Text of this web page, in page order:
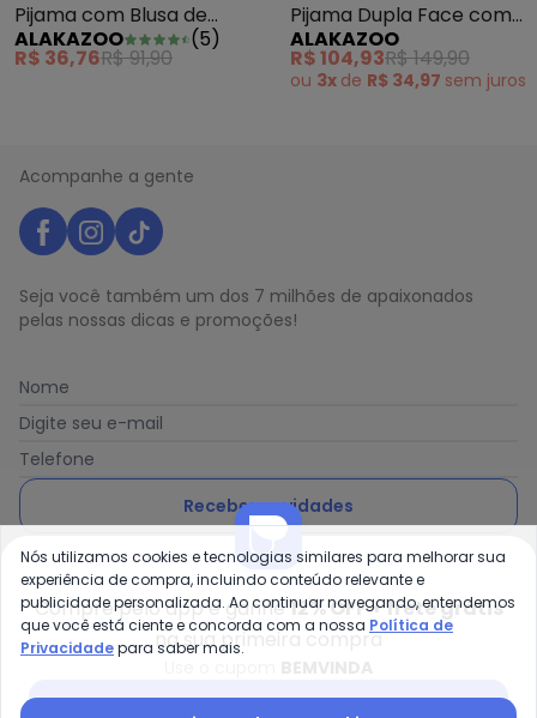
Pijama com Blusa de
Mangas Curtas e Shorts
Roxo
ALAKAZOO (5)
R$ 36,76R$ 91,90
Pijama Dupla Face com
Shorts e Camiseta Verde
ALAKAZOO
R$ 104,93R$ 149,90
ou 3x de R$ 34,97 sem juros
Acompanhe a gente
Seja você também um dos 7 milhões de apaixonados
pelas nossas dicas e promoções!
Nome
Digite seu e-mail
Telefone
Receber novidades
Ao enviar o cadastro, você concorda com a nossa Política
de Privacidade
Posthaus é uma marca da Posthaus Ltda / CNPJ:
Compre pelo app e ganhe12% OFF + frete grátis
na sua primeira compra
Nós utilizamos cookies e tecnologias similares para melhorar sua
experiência de compra, incluindo conteúdo relevante e
publicidade personalizada. Ao continuar navegando, entendemos
que você está ciente e concorda com a nossa Política de
Privacidadepara saber mais.